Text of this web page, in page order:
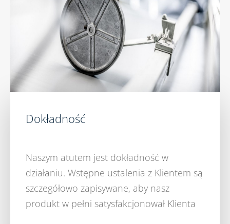
Dokładność
Naszym atutem jest dokładność w
działaniu. Wstępne ustalenia z Klientem są
szczegółowo zapisywane, aby nasz
produkt w pełni satysfakcjonował Klienta